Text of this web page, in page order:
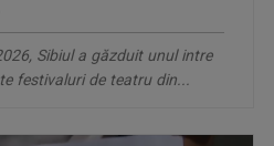
Sibiul a găzduit unul intre
festivaluri de teatru din...